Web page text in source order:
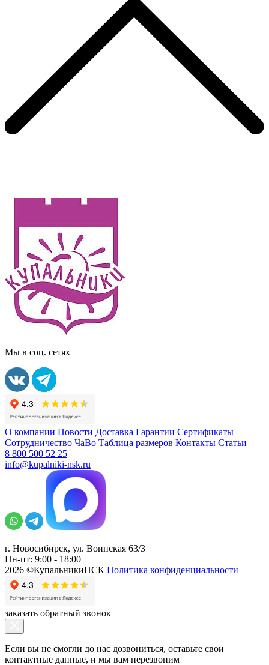
Мы в соц. сетях
О компании Новости Доставка Гарантии Сертификаты
Сотрудничество ЧаВо Таблица размеров Контакты Статьи
8 800 500 52 25
info@kupalniki-nsk.ru
г. Новосибирск, ул. Воинская 63/3
Пн-пт: 9:00 - 18:00
2026 ©КупальникиНСК Политика конфиденциальности
заказать обратный звонок
Если вы не смогли до нас дозвониться, оставьте свои
контактные данные, и мы вам перезвоним